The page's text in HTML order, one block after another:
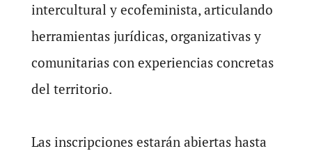
intercultural y ecofeminista, articulando
herramientas jurídicas, organizativas y
comunitarias con experiencias concretas
del territorio.
Las inscripciones estarán abiertas hasta